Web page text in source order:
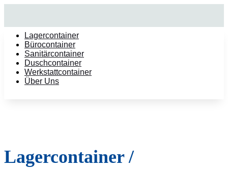
Lagercontainer
Bürocontainer
Sanitärcontainer
Duschcontainer
Werkstattcontainer
Über Uns
Lagercontainer /